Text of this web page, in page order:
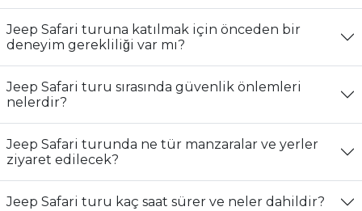
Jeep Safari turuna katılmak için önceden bir
deneyim gerekliliği var mı?
Jeep Safari turu sırasında güvenlik önlemleri
nelerdir?
Jeep Safari turunda ne tür manzaralar ve yerler
ziyaret edilecek?
Jeep Safari turu kaç saat sürer ve neler dahildir?